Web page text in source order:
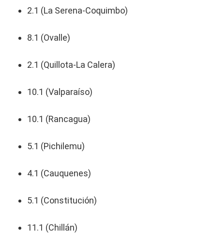
2.1 (La Serena-Coquimbo)
8.1 (Ovalle)
2.1 (Quillota-La Calera)
10.1 (Valparaíso)
10.1 (Rancagua)
5.1 (Pichilemu)
4.1 (Cauquenes)
5.1 (Constitución)
11.1 (Chillán)